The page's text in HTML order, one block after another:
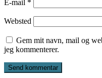
E-mail *
Websted
Gem mit navn, mail og
jeg kommenterer.